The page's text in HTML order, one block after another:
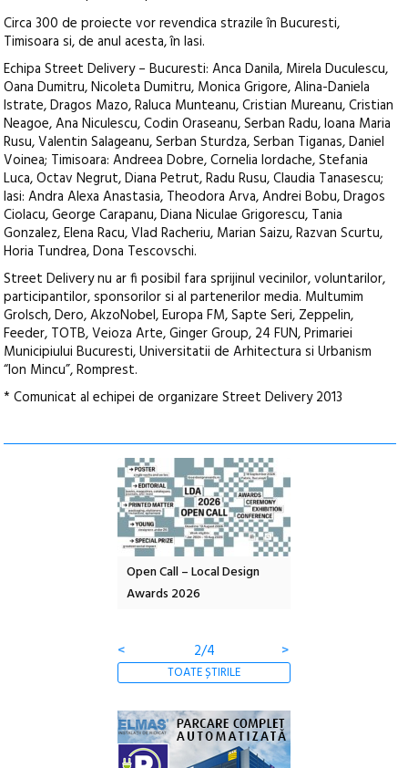
Circa 300 de proiecte vor revendica strazile în Bucuresti,
Timisoara si, de anul acesta, în Iasi.
Echipa Street Delivery – Bucuresti: Anca Danila, Mirela Duculescu,
Oana Dumitru, Nicoleta Dumitru, Monica Grigore, Alina-Daniela
Istrate, Dragos Mazo, Raluca Munteanu, Cristian Mureanu, Cristian
Neagoe, Ana Niculescu, Codin Oraseanu, Serban Radu, Ioana Maria
Rusu, Valentin Salageanu, Serban Sturdza, Serban Tiganas, Daniel
Voinea; Timisoara: Andreea Dobre, Cornelia Iordache, Stefania
Luca, Octav Negrut, Diana Petrut, Radu Rusu, Claudia Tanasescu;
Iasi: Andra Alexa Anastasia, Theodora Arva, Andrei Bobu, Dragos
Ciolacu, George Carapanu, Diana Niculae Grigorescu, Tania
Gonzalez, Elena Racu, Vlad Racheriu, Marian Saizu, Razvan Scurtu,
Horia Tundrea, Dona Tescovschi.
Street Delivery nu ar fi posibil fara sprijinul vecinilor, voluntarilor,
participantilor, sponsorilor si al partenerilor media. Multumim
Grolsch, Dero, AkzoNobel, Europa FM, Sapte Seri, Zeppelin,
Feeder, TOTB, Veioza Arte, Ginger Group, 24 FUN, Primariei
Municipiului Bucuresti, Universitatii de Arhitectura si Urbanism
“Ion Mincu”, Romprest.
* Comunicat al echipei de organizare Street Delivery 2013
Open Call – Local Design
Awards 2026
<
2/4 >
TOATE ȘTIRILE